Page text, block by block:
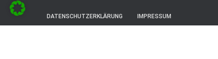
DATENSCHUTZERKLÄRUNG IMPRESSUM